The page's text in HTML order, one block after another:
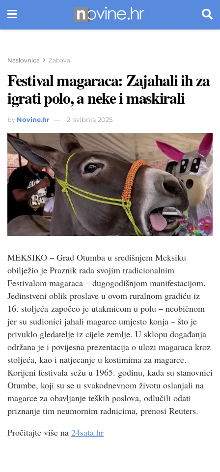
Naslovnica Zabava
Festival magaraca: Zajahali ih za
igrati polo, a neke i maskirali
by Novine.hr 2. svibnja 2025.
MEKSIKO – Grad Otumba u središnjem Meksiku
obilježio je Praznik rada svojim tradicionalnim
Festivalom magaraca – dugogodišnjom manifestacijom.
Jedinstveni oblik proslave u ovom ruralnom gradiću iz
16. stoljeća započeo je utakmicom u polu – neobičnom
jer su sudionici jahali magarce umjesto konja – što je
privuklo gledatelje iz cijele zemlje. U sklopu događanja
održana je i povijesna prezentacija o ulozi magaraca kroz
stoljeća, kao i natjecanje u kostimima za magarce.
Korijeni festivala sežu u 1965. godinu, kada su stanovnici
Otumbe, koji su se u svakodnevnom životu oslanjali na
magarce za obavljanje teških poslova, odlučili odati
priznanje tim neumornim radnicima, prenosi Reuters.
Pročitajte više na 24sata.hr